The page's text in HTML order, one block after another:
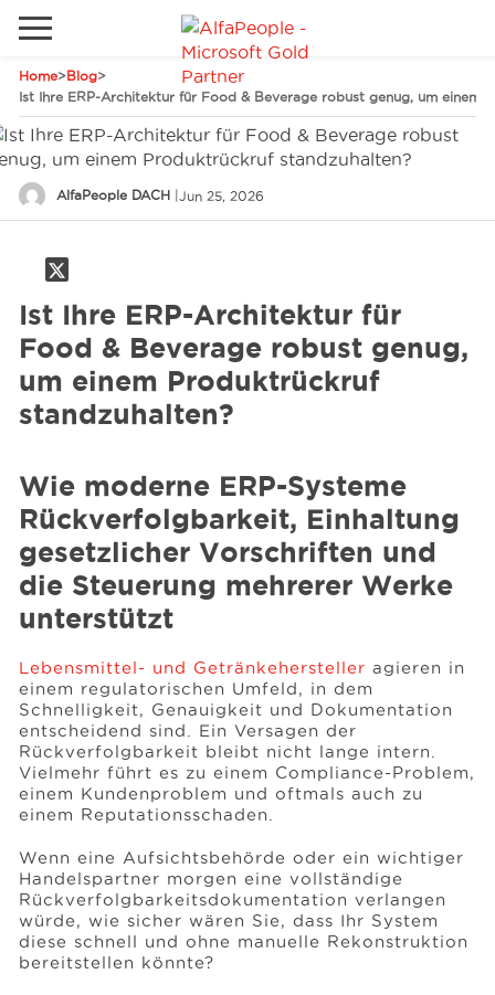
Home>Blog>
Ist Ihre ERP-Architektur für Food & Beverage robust genug, um einem
AlfaPeople DACH |Jun 25, 2026
Ist Ihre ERP-Architektur für
Food & Beverage robust genug,
um einem Produktrückruf
standzuhalten?
Wie moderne ERP-Systeme
Rückverfolgbarkeit, Einhaltung
gesetzlicher Vorschriften und
die Steuerung mehrerer Werke
unterstützt
Lebensmittel- und Getränkehersteller agieren in
einem regulatorischen Umfeld, in dem
Schnelligkeit, Genauigkeit und Dokumentation
entscheidend sind. Ein Versagen der
Rückverfolgbarkeit bleibt nicht lange intern.
Vielmehr führt es zu einem Compliance-Problem,
einem Kundenproblem und oftmals auch zu
einem Reputationsschaden.
Wenn eine Aufsichtsbehörde oder ein wichtiger
Handelspartner morgen eine vollständige
Rückverfolgbarkeitsdokumentation verlangen
würde, wie sicher wären Sie, dass Ihr System
diese schnell und ohne manuelle Rekonstruktion
bereitstellen könnte?
Industrie
Dienstleistungen
Kunden
Events
Ressourcen
Karriere
Über uns
Telefon Email
Lokale Website
Global
Deutschland
Spanien